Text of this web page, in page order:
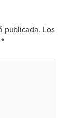
publicada. Los
*